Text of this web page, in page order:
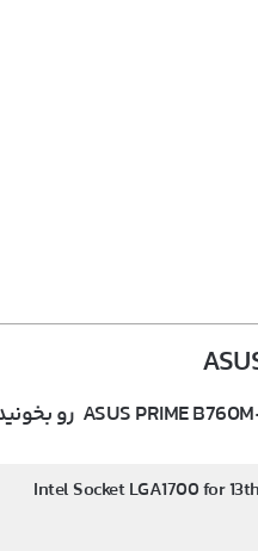
Intel Socket LGA1700 for